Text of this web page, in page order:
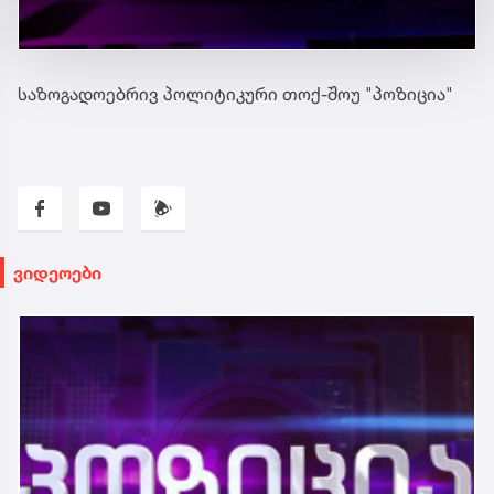
საზოგადოებრივ პოლიტიკური თოქ-შოუ "პოზიცია"
ვიდეოები